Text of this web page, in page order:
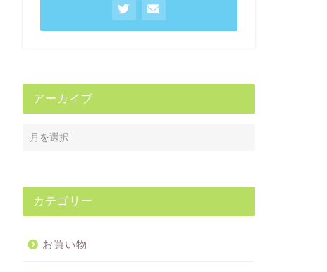
アーカイブ
カテゴリー
お買い物